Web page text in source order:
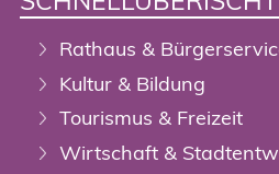
Rathaus &
Kultur & Bildung
Tourismus & Freizeit
Wirtschaft &